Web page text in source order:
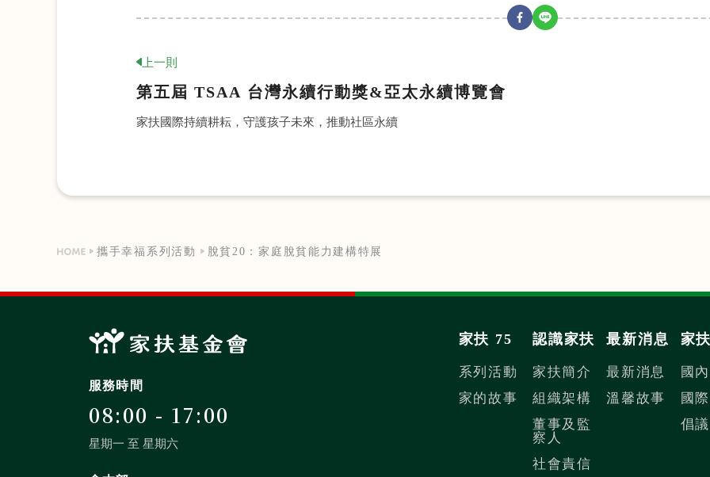
上一則
第五屆 TSAA 台灣永續行動獎&亞太永續博覽會
家扶國際持續耕耘，守護孩子未來，推動社區永續
攜手幸福系列活動 脫貧20：家庭脫貧能力建構特展
服務時間
08:00 - 17:00
星期一 至 星期六
家扶 75
系列活動
家的故事
認識家扶
家扶簡介
組織架構
董事及監
察人
社會責信
最新消息
最新消息
溫馨故事
家
國
國
倡